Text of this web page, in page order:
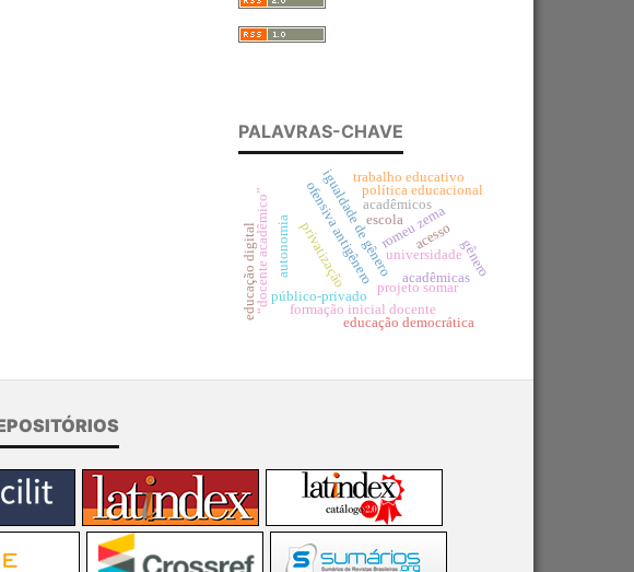
PALAVRAS-CHAVE
privatização projeto somar
público-privado
romeu zema
igualdade de gêneroacadêmicos
acadêmicas
universidade
ofensiva antigênero gênero
formação inicial docente
acesso
política educacional
educação democrática
escola
trabalho educativo
autonomia
“docente acadêmico”
educação digital